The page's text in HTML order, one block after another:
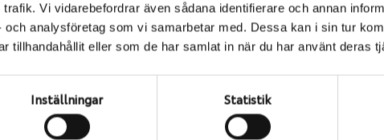
Vi vidarebefordrar även sådana identifierare och annan
analysföretag som vi samarbetar med. Dessa kan i sin tur
tillhandahållit eller som de har samlat in när du har använt deras
Inställningar Statistik
de direkt till någon av våra däckverkstäder i
för upphämtning eller service. När vi byter dina däck ser